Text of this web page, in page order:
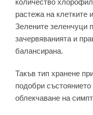
количество
растежа на клетките
Зелените зеленчуци
зачервяванията и
балансирана.
Такъв тип хранене
подобри
облекчаване на